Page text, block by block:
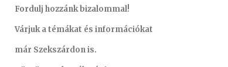
Fordulj hozzánk bizalommal!
Várjuk a témákat és információkat
már Szekszárdon is.